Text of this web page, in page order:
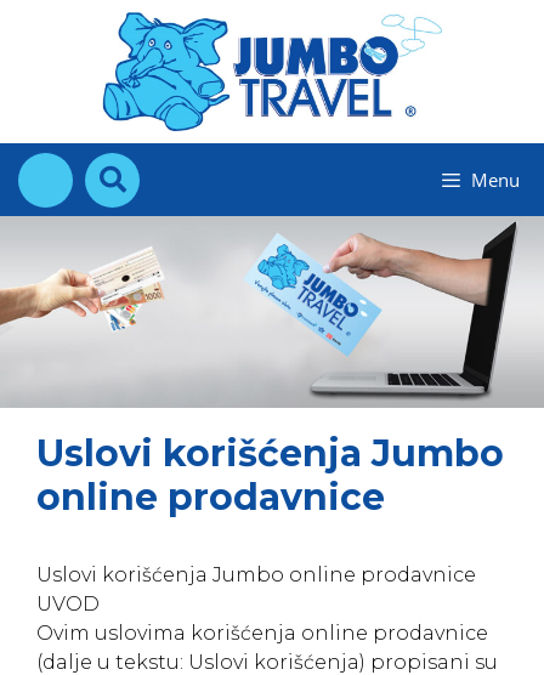
Menu
Uslovi korišćenja Jumbo
online prodavnice
Uslovi korišćenja Jumbo online prodavnice
UVOD
Ovim uslovima korišćenja online prodavnice
(dalje u tekstu: Uslovi korišćenja) propisani su